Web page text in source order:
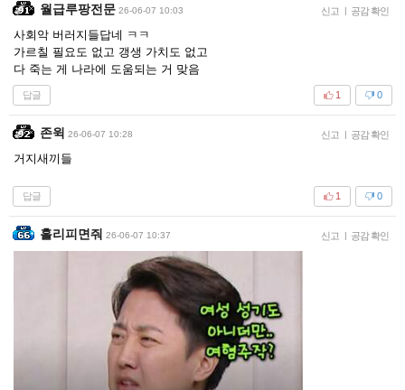
월급루팡전문 26-06-07 10:03 신고 | 공감 확인
사회악 버러지들답네 ㅋㅋ
가르칠 필요도 없고 갱생 가치도 없고
다 죽는 게 나라에 도움되는 거 맞음
답글 0
1
존윅 26-06-07 10:28 신고 | 공감 확인
거지새끼들
답글 0
1
홀리피면줘 26-06-07 10:37 신고 | 공감 확인